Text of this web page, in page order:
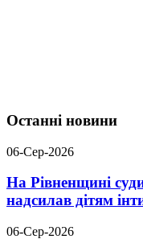
Останні новини
06-Сер-2026
На Рівненщині
надсилав дітям
06-Сер-2026